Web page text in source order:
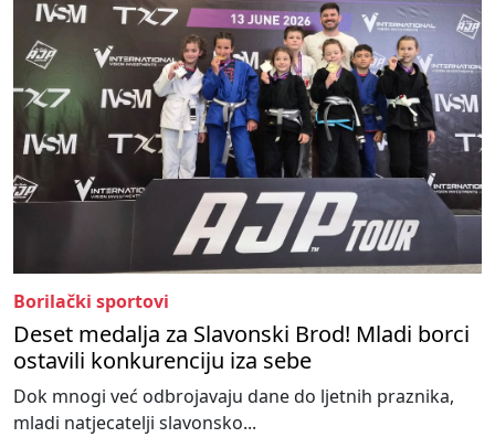
Borilački sportovi
Deset medalja za Slavonski Brod! Mladi borci
ostavili konkurenciju iza sebe
Dok mnogi već odbrojavaju dane do ljetnih praznika,
mladi natjecatelji slavonsko...